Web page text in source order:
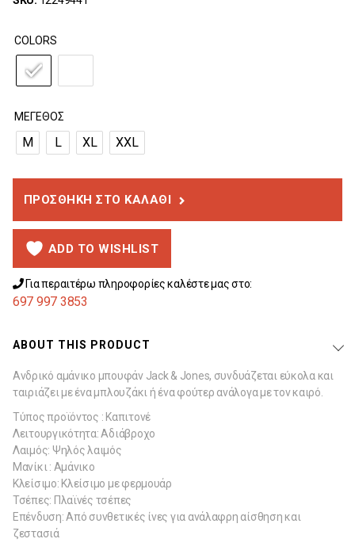
COLORS
ΜΈΓΕΘΟΣ
M L XL XXL
ΠΡΟΣΘΉΚΗ ΣΤΟ ΚΑΛΆΘΙ
ADD TO WISHLIST
Για περαιτέρω πληροφορίες καλέστε μας στο:
697 997 3853
ABOUT THIS PRODUCT
Ανδρικό αμάνικο μπουφάν Jack & Jones, συνδυάζεται εύκολα και
ταιριάζει με ένα μπλουζάκι ή ένα φούτερ ανάλογα με τον καιρό.
Τύπος προϊόντος : Καπιτονέ
Λειτουργικότητα: Αδιάβροχο
Λαιμός: Ψηλός λαιμός
Μανίκι : Αμάνικο
Κλείσιμο: Κλείσιμο με φερμουάρ
Τσέπες: Πλαϊνές τσέπες
Επένδυση: Aπό συνθετικές ίνες για ανάλαφρη αίσθηση και
ζεστασιά